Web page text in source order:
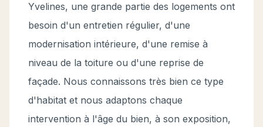
Yvelines, une grande partie des logements ont
besoin d'un entretien régulier, d'une
modernisation intérieure, d'une remise à
niveau de la toiture ou d'une reprise de
façade. Nous connaissons très bien ce type
d'habitat et nous adaptons chaque
intervention à l'âge du bien, à son exposition,